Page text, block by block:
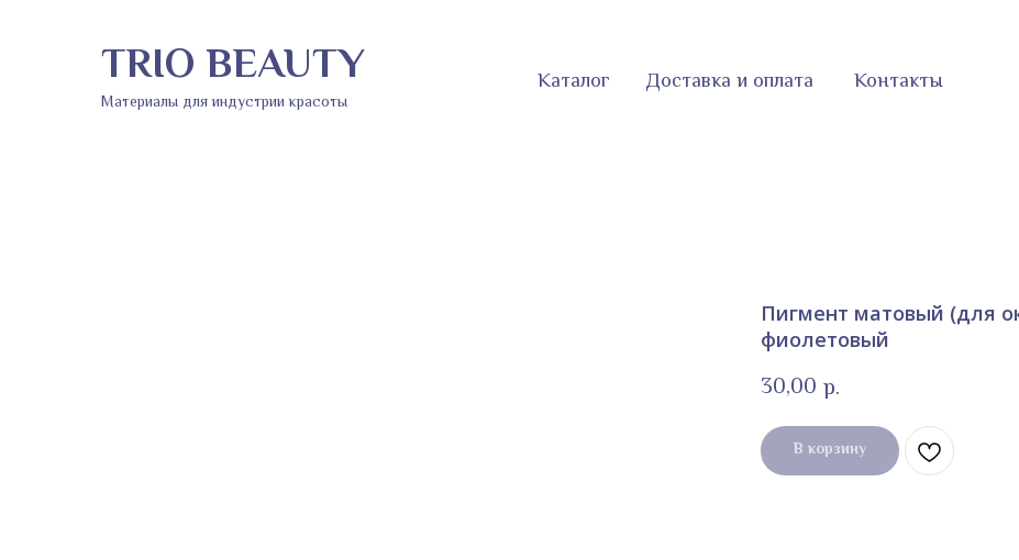
Контакты
Доставка и оплата
Каталог
TRIO BEAUTY
Материалы для индустрии красоты
Пигмент матовый (для
фиолетовый
30,00 р.
В корзину